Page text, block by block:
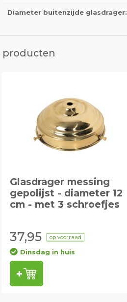
Diameter buitenzijde glasdrager:
producten
Glasdrager messing
gepolijst - diameter 12
cm - met 3 schroefjes
37,95 op voorraad
Dinsdag in huis